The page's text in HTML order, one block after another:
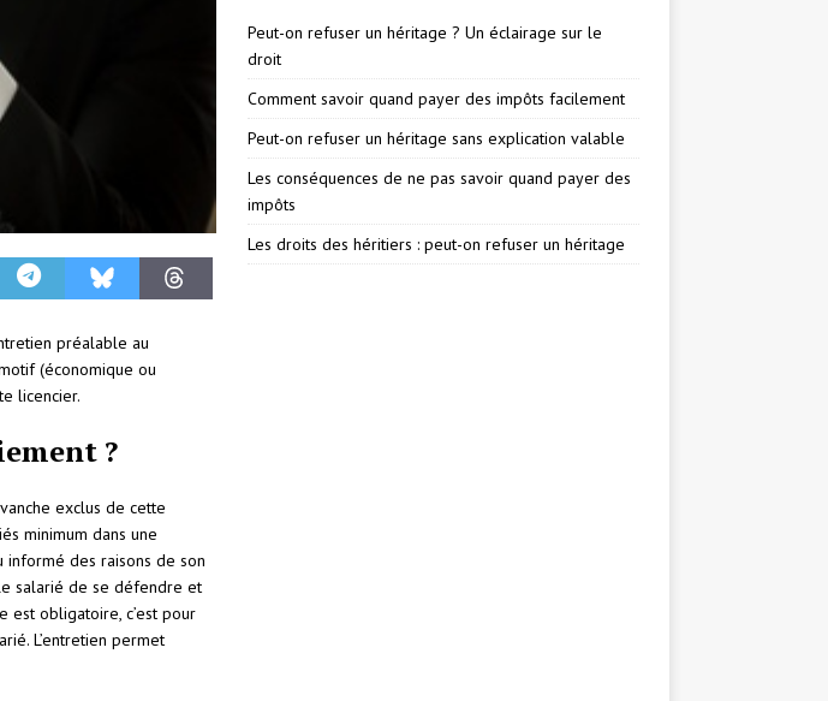
préalable au
(économique ou
licencier.
?
exclus de cette
minimum dans une
des raisons de son
salarié de se défendre et
est obligatoire, c’est pour
L’entretien permet
Peut-on refuser un héritage ? Un éclairage sur le
droit
Comment savoir quand payer des impôts facilement
Peut-on refuser un héritage sans explication valable
Les conséquences de ne pas savoir quand payer des
impôts
Les droits des héritiers : peut-on refuser un héritage